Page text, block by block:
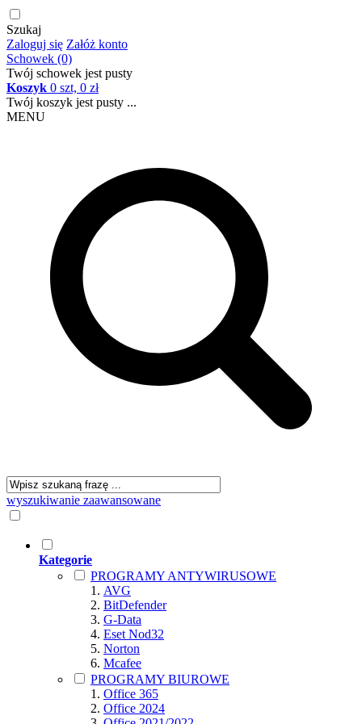
Szukaj
Zaloguj się Załóż konto
Schowek (0)
Twój schowek jest pusty
Koszyk 0 szt, 0 zł
Twój koszyk jest pusty ...
MENU
wyszukiwanie zaawansowane
Kategorie
PROGRAMY ANTYWIRUSOWE
AVG
BitDefender
G-Data
Eset Nod32
Norton
Mcafee
PROGRAMY BIUROWE
Office 365
Office 2024